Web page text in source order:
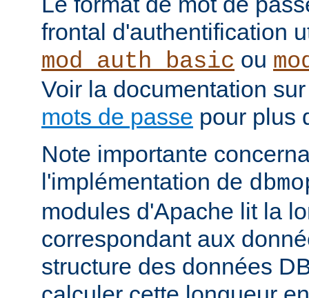
frontal d'authentification
mod_auth_basic ou
Voir la documentation
mots de passe pour plus
Note importante
l'implémentation de
modules d'Apache lit la
correspondant aux
structure des données